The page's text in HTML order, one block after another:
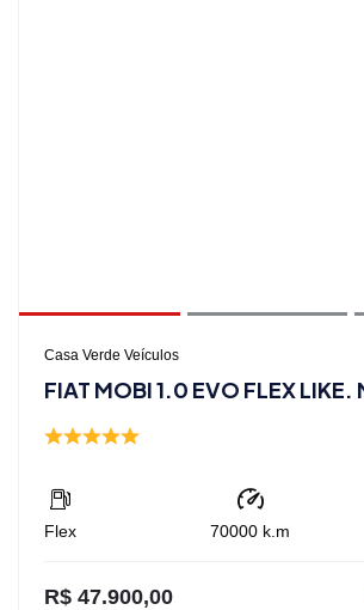
Casa Verde Veículos
FIAT MOBI 1.0 EVO FLEX LIKE.
Flex 70000 k.m
R$ 47.900,00